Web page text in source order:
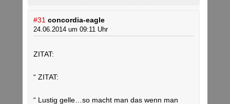
#31 concordia-eagle
24.06.2014 um 09:11 Uhr
ZITAT:
“ ZITAT:
“ Lustig gelle…so macht man das wenn man